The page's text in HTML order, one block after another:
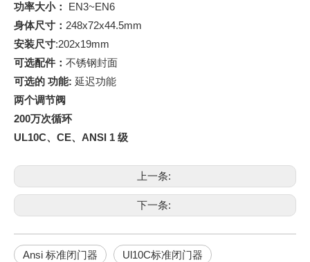
功率大小：
EN3~EN6
身体尺寸： 248x72x44.5mm
安装尺寸:202x19mm
可选配件： 不锈钢封面
可选的 功能: 延迟功能
两个调节阀
200万次循环
UL10C、CE、ANSI 1 级
上一条:
下一条:
Ansi 标准闭门器 Ul10C标准闭门器